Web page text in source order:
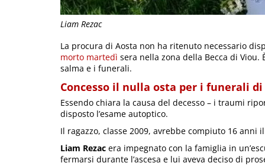
Liam Rezac
La procura di Aosta non ha ritenuto necessario
morto martedì sera nella zona della Becca di
salma e i funerali.
Concesso il nulla osta per i funerali di
Essendo chiara la causa del decesso – i traumi
disposto l’esame autoptico.
Il ragazzo, classe 2009, avrebbe compiuto 16
Liam Rezac era impegnato con la famiglia in
fermarsi durante l’ascesa e lui aveva deciso di